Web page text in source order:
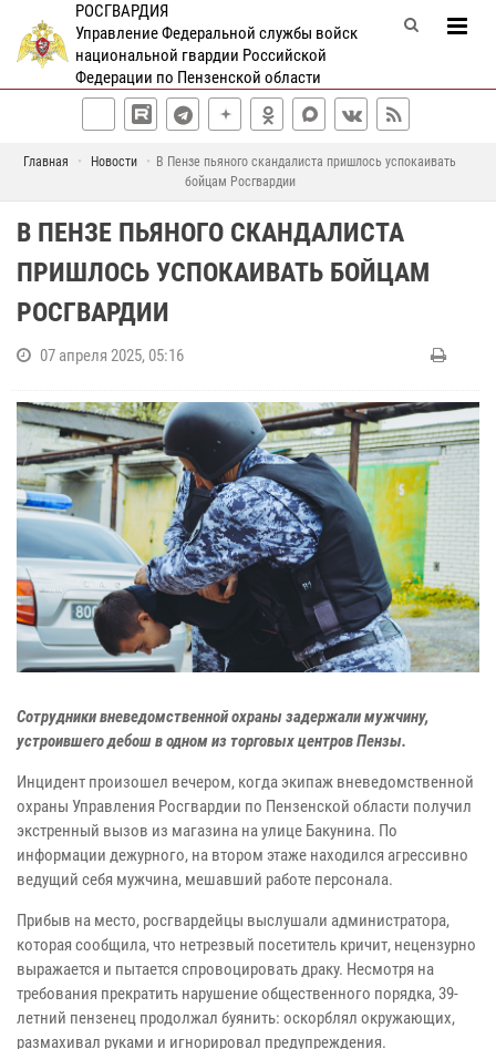
РОСГВАРДИЯ
Управление Федеральной службы войск
национальной гвардии Российской
Федерации по Пензенской области
Главная Новости
В Пензе пьяного скандалиста пришлось успокаивать
бойцам Росгвардии
В ПЕНЗЕ ПЬЯНОГО СКАНДАЛИСТА
ПРИШЛОСЬ УСПОКАИВАТЬ БОЙЦАМ
РОСГВАРДИИ
07 апреля 2025, 05:16
Сотрудники вневедомственной охраны задержали мужчину,
устроившего дебош в одном из торговых центров Пензы.
Инцидент произошел вечером, когда экипаж вневедомственной
охраны Управления Росгвардии по Пензенской области получил
экстренный вызов из магазина на улице Бакунина. По
информации дежурного, на втором этаже находился агрессивно
ведущий себя мужчина, мешавший работе персонала.
Прибыв на место, росгвардейцы выслушали администратора,
которая сообщила, что нетрезвый посетитель кричит, нецензурно
выражается и пытается спровоцировать драку. Несмотря на
требования прекратить нарушение общественного порядка, 39-
летний пензенец продолжал буянить: оскорблял окружающих,
размахивал руками и игнорировал предупреждения.